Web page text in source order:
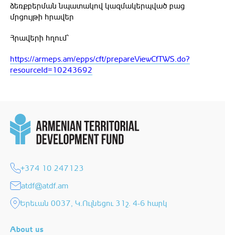
ձեռքբերման նպատակով կազմակերպված բաց
մրցույթի հրավեր
Հրավերի հղում՝
https://armeps.am/epps/cft/prepareViewCfTWS.do?
resourceId=10243692
+374 10 247123
atdf@atdf.am
Երեւան 0037, Կ.Ուլնեցու 31շ. 4-6 հարկ
About us